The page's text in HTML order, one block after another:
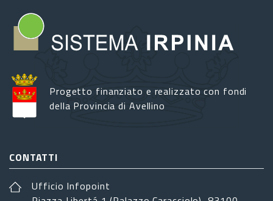
Progetto finanziato e realizzato con fondi
della Provincia di Avellino
CONTATTI
Ufficio Infopoint